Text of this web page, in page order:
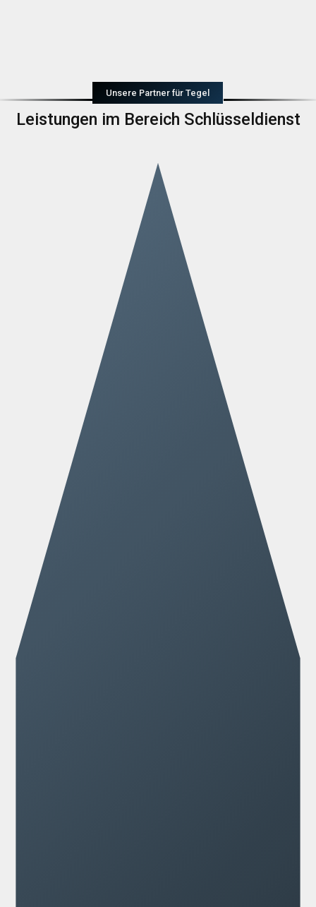
Unsere Partner für Tegel
Leistungen im Bereich Schlüsseldienst